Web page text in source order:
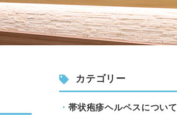
カテゴリー
帯状疱疹ヘルペスについて